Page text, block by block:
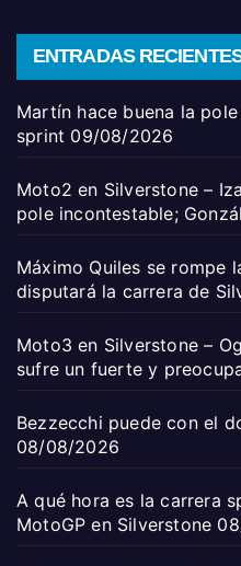
ENTRADAS
Martín hace buena la
sprint 09/08/2026
Moto2 en Silverstone –
pole incontestable;
Máximo Quiles se rompe
disputará la carrera de
Moto3 en Silverstone –
sufre un fuerte y
Bezzecchi puede con el
08/08/2026
A qué hora es la carrera
MotoGP en Silverstone